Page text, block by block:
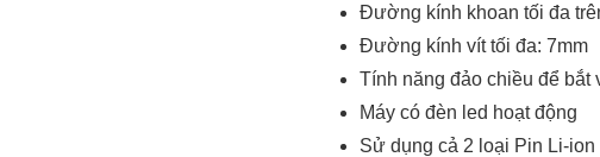
Đường kính khoan tối đa
Đường kính vít tối đa: 7mm
Tính năng đảo chiều để bắt
Máy có đèn led hoạt động
Sử dụng cả 2 loại Pin Li-